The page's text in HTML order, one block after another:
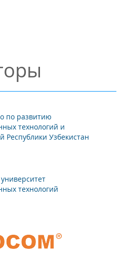
по развитию
технологий и
Республики Узбекистан
технологий